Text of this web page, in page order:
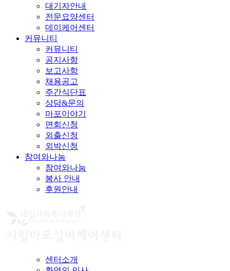
대기자안내
전문요양센터
데이케어센터
커뮤니티
커뮤니티
공지사항
보고사항
채용공고
주간식단표
상담&문의
마포이야기
면회신청
외출신청
외박신청
참여와나눔
참여와나눔
봉사 안내
후원안내
센터소개